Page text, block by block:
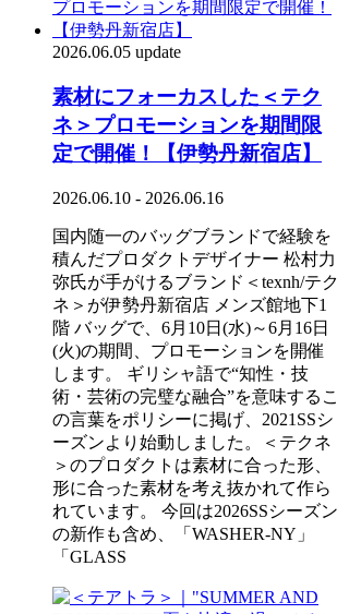
2026.06.05 update
素材にフォーカスした＜テク
ネ＞プロモーションを期間限
定で開催！【伊勢丹新宿店】
2026.06.10 - 2026.06.16
国内随一のバッグブランドで経験を
積んだプロダクトデザイナー 松村力
弥氏が手がけるブランド＜texnh/テク
ネ＞が伊勢丹新宿店 メンズ館地下1
階 バッグで、6月10日(水)～6月16日
(火)の期間、プロモーションを開催
します。 ギリシャ語で“知性・技
術・芸術の完璧な融合”を意味するこ
の言葉をポリシーに掲げ、2021SSシ
ーズンより始動しました。＜テクネ
＞のプロダクトは素材に合った形、
形に合った素材を考え抜かれて作ら
れています。 今回は2026SSシーズン
の新作も含め、「WASHER-NY」
「GLASS